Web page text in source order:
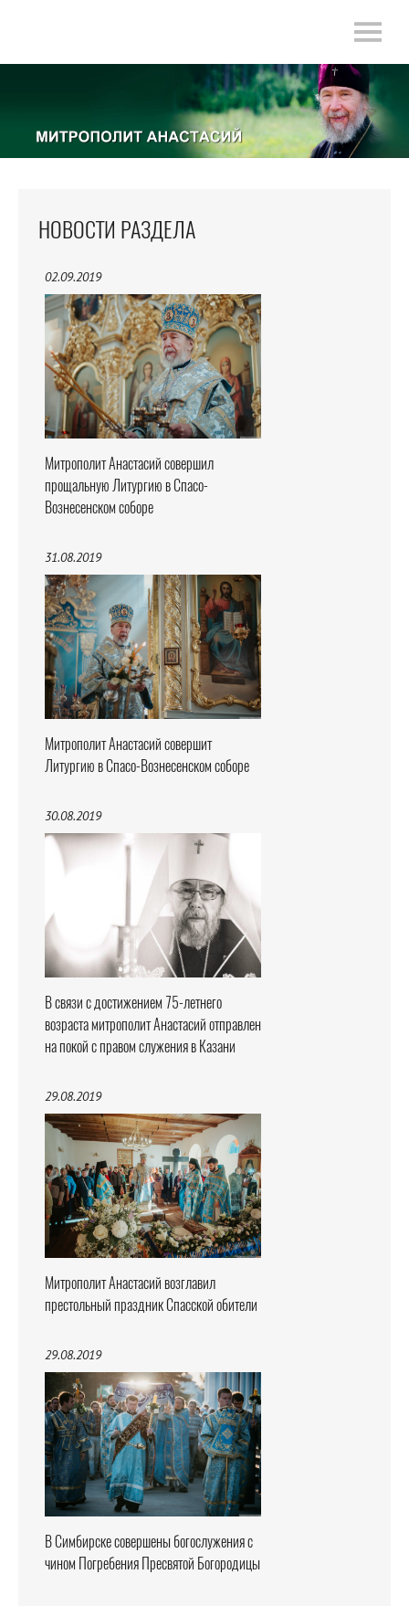
НОВОСТИ РАЗДЕЛА
02.09.2019
Митрополит Анастасий совершил
прощальную Литургию в Спасо-
Вознесенском соборе
31.08.2019
Митрополит Анастасий совершит
Литургию в Спасо-Вознесенском соборе
30.08.2019
В связи с достижением 75-летнего
возраста митрополит Анастасий отправлен
на покой с правом служения в Казани
29.08.2019
Митрополит Анастасий возглавил
престольный праздник Спасской обители
29.08.2019
В Симбирске совершены богослужения с
чином Погребения Пресвятой Богородицы